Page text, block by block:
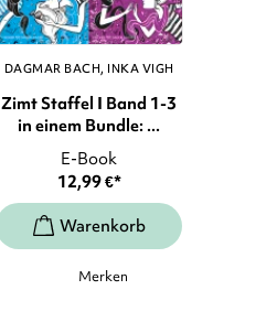
DAGMAR BACH INKA VIGH
Zimt Staffel I Band 1-3
in einem Bundle: ...
E-Book
12,99€*
Merken